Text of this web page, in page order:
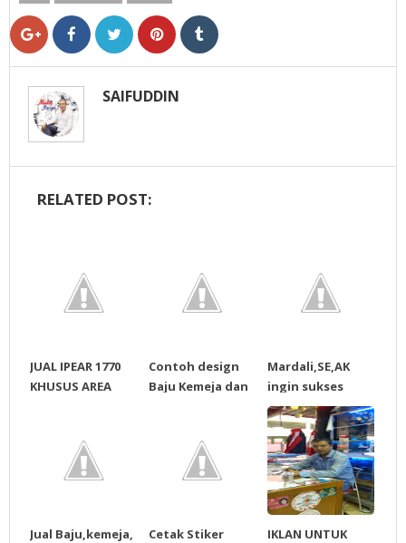
SAIFUDDIN
RELATED POST:
JUAL IPEAR 1770
KHUSUS AREA
Contoh design
Baju Kemeja dan
Mardali,SE,AK
ingin sukses
bersama
Masyarakat Kota
Banda Aceh
Jual Baju,kemeja,
Cetak Stiker
IKLAN UNTUK